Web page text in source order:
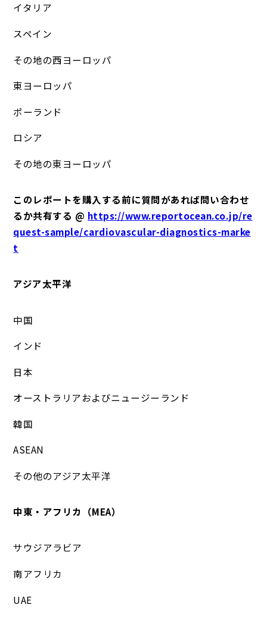
イタリア
スペイン
その地の西ヨーロッパ
東ヨーロッパ
ポーランド
ロシア
その地の東ヨーロッパ
このレポートを購入する前に質問があれば問い合わせ
るか共有する @ https://www.reportocean.co.jp/re
quest-sample/cardiovascular-diagnostics-marke
t
アジア太平洋
中国
インド
日本
オーストラリアおよびニュージーランド
韓国
ASEAN
その他のアジア太平洋
中東・アフリカ（MEA）
サウジアラビア
南アフリカ
UAE